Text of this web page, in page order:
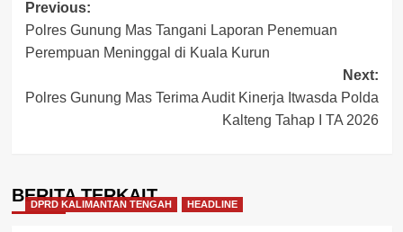
Post
navigation
Previous:
Polres Gunung Mas Tangani Laporan Penemuan
Perempuan Meninggal di Kuala Kurun
Next:
Polres Gunung Mas Terima Audit Kinerja Itwasda Polda
Kalteng Tahap I TA 2026
BERITA TERKAIT
DPRD KALIMANTAN TENGAH HEADLINE